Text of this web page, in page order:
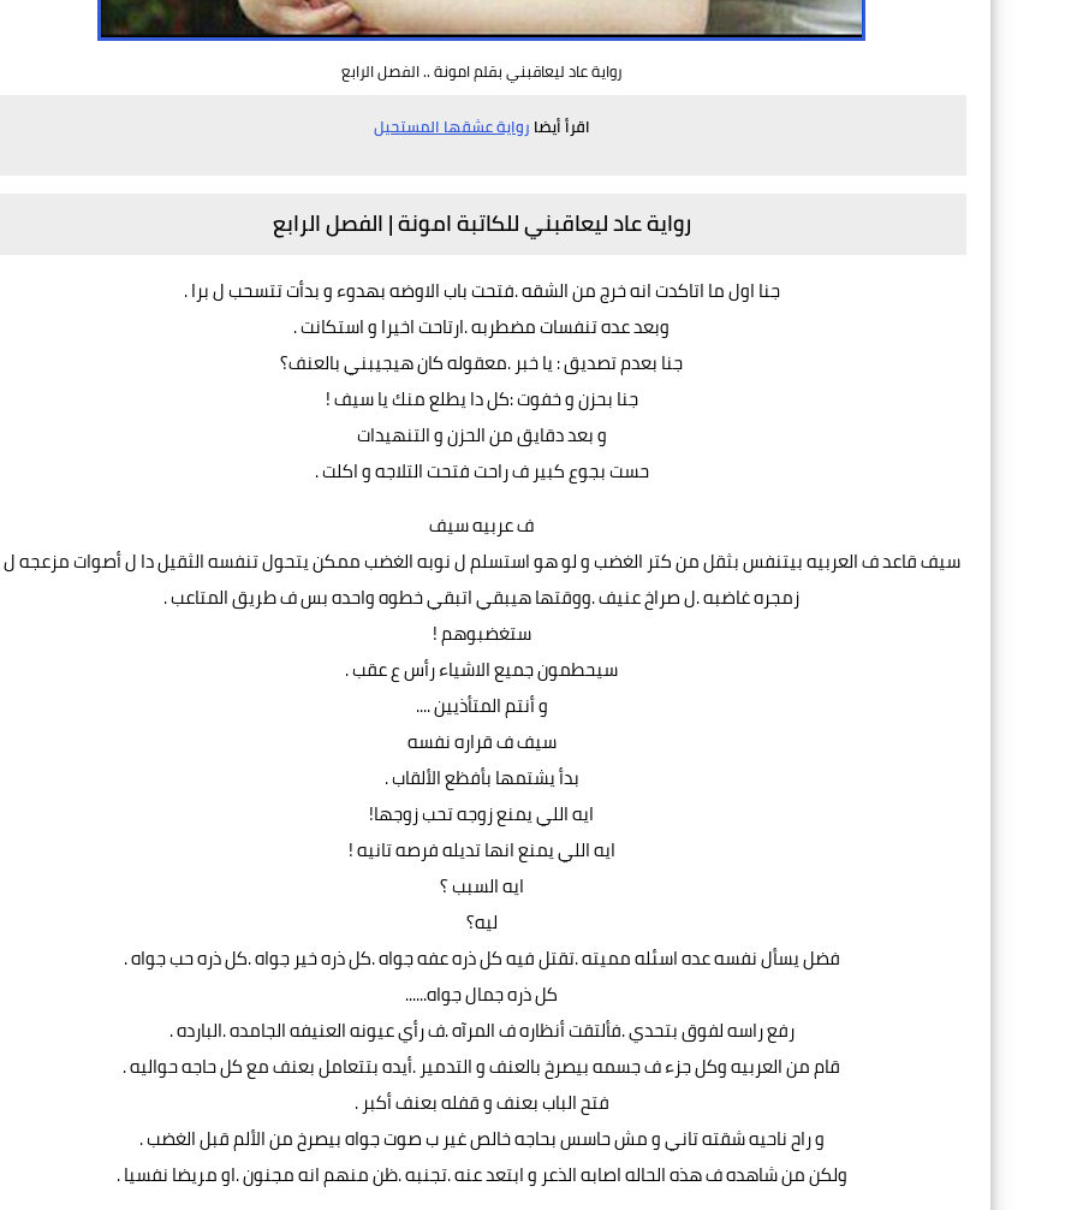
رواية عاد ليعاقبني بقلم امونة .. الفصل الرابع
اقرأ أيضا رواية عشقها المستحيل
رواية عاد ليعاقبنيللكاتبة امونة| الفصل الرابع
جنا اول ما اتاكدت انه خرج من الشقه .فتحت باب الاوضه بهدوء و بدأت تتسحب ل برا .
وبعد عده تنفسات مضطربه .ارتاحت اخيرا و استكانت .
جنا بعدم تصديق : يا خبر .معقوله كان هيجيبني بالعنف؟
جنا بحزن و خفوت :كل دا يطلع منك يا سيف !
و بعد دقايق من الحزن و التنهيدات
حست بجوع كبير ف راحت فتحت التلاجه و اكلت .
ف عربيه سيف
سيف قاعد ف العربيه بيتنفس بثقل من كتر الغضب و لو هو استسلم ل نوبه الغضب ممكن يتحول تنفسه الثقيل دا ل أصوات مزعجه ل
زمجره غاضبه .ل صراخ عنيف .ووقتها هيبقي اتبقي خطوه واحده بس ف طريق المتاعب .
ستغضبوهم !
سيحطمون جميع الاشياء رأس ع عقب .
و أنتم المتأذيين ....
سيف ف قراره نفسه
بدأ يشتمها بأفظع الألقاب .
ايه اللي يمنع زوجه تحب زوجها!
ايه اللي يمنع انها تديله فرصه تانيه !
ايه السبب ؟
ليه؟
فضل يسأل نفسه عده اسئله مميته .تقتل فيه كل ذره عفه جواه .كل ذره خير جواه .كل ذره حب جواه .
كل ذره جمال جواه......
رفع راسه لفوق بتحدي .فألتقت أنظاره ف المرآه .ف رأي عيونه العنيفه الجامده .البارده .
قام من العربيه وكل جزء ف جسمه بيصرخ بالعنف و التدمير .أيده بتتعامل بعنف مع كل حاجه حواليه .
فتح الباب بعنف و قفله بعنف أكبر .
و راح ناحيه شقته تاني و مش حاسس بحاجه خالص غير ب صوت جواه بيصرخ من الألم قبل الغضب .
ولكن من شاهده ف هذه الحاله اصابه الذعر و ابتعد عنه .تجنبه .ظن منهم انه مجنون .او مريضا نفسيا .